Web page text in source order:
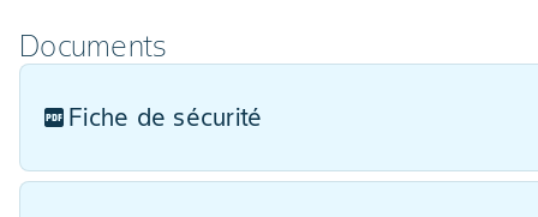
Documents
Fiche de sécurité